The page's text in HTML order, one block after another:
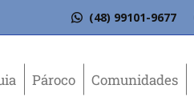
(48) 99101-9677
Pároco Comunidades